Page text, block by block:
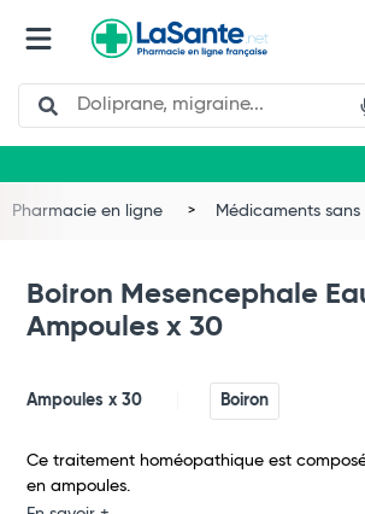
Search
Total
Pharmacie en ligne Médicaments
Boiron Mesencephale
Ampoules x 30
Ampoules x 30 Boiron
Ce traitement homéopathique est
en ampoules.